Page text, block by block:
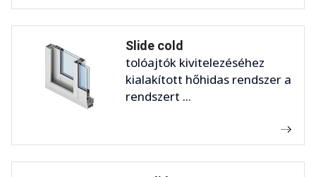
Slide cold
tolóajtók kivitelezéséhez
kialakított hőhidas rendszer a
rendszert ...